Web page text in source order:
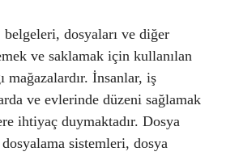
dosyaları ve diğer
ve saklamak için kullanılan
mağazalardır. İnsanlar, iş
ve evlerinde düzeni sağlamak
ihtiyaç duymaktadır. Dosya
sistemleri, dosya